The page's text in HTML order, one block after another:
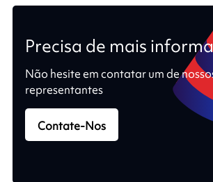
Precisa de mais
Não hesite em contatar um de
representantes
Contate-Nos